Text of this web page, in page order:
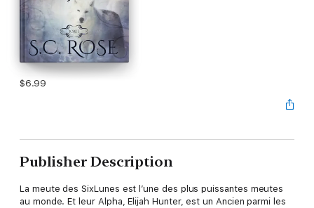
$6.99
Publisher Description
La meute des SixLunes est l’une des plus puissantes meutes
au monde. Et leur Alpha, Elijah Hunter, est un Ancien parmi les